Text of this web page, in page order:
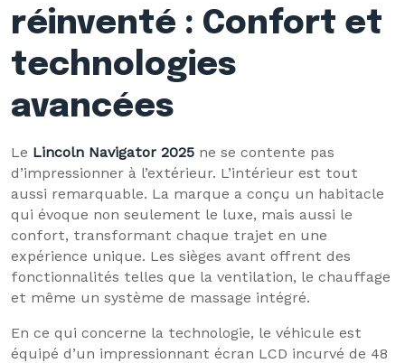
réinventé : Confort et
technologies
avancées
Le Lincoln Navigator 2025 ne se contente pas
d’impressionner à l’extérieur. L’intérieur est tout
aussi remarquable. La marque a conçu un habitacle
qui évoque non seulement le luxe, mais aussi le
confort, transformant chaque trajet en une
expérience unique. Les sièges avant offrent des
fonctionnalités telles que la ventilation, le chauffage
et même un système de massage intégré.
En ce qui concerne la technologie, le véhicule est
équipé d’un impressionnant écran LCD incurvé de 48